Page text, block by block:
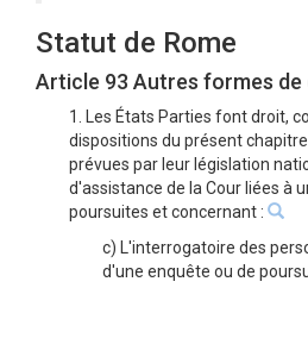
Statut de Rome
Article 93 Autres formes
1. Les États Parties font droit,
dispositions du présent
prévues par leur législation
d'assistance de la Cour liées à
poursuites et concernant :
c) L'interrogatoire des
d'une enquête ou de